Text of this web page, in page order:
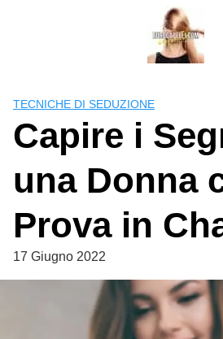
TECNICHE DI SEDUZIONE
Capire i
una Donna
Prova in
17 Giugno 2022